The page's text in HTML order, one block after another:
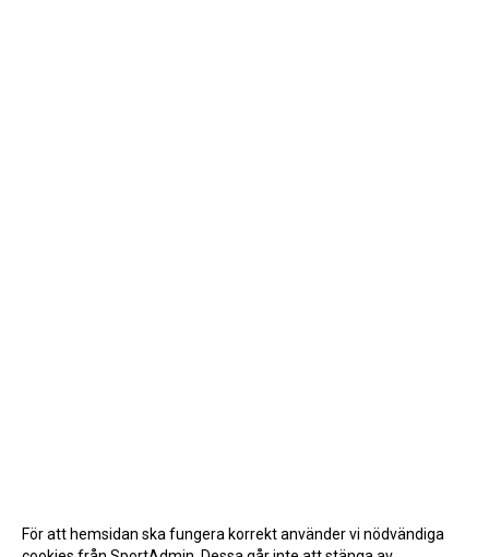
För att hemsidan ska fungera korrekt använder vi nödvändiga